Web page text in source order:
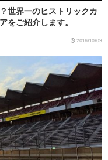
世界一のヒストリックカ
をご紹介します。
2016/10/09